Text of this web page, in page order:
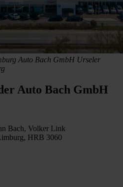
Auto Bach GmbH Urseler
Auto Bach GmbH
Bach, Volker Link
HRB 3060